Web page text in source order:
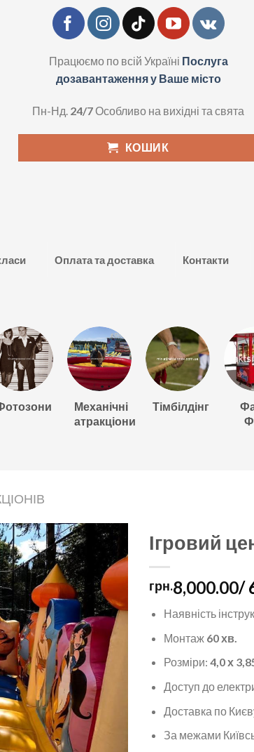
Працюємо по всій Україні Послуга
дозавантаження у Ваше місто
Пн-Нд. 24/7Особливо на вихідні та свята
КОШИК
Оплата та доставка Контакти
Механічні
атракціони
Тімбілдінг
Ігровий
грн.8,000.00/
Наявність
Монтаж 60 хв.
Розміри: 4,0 х
Доступ до
Доставка по
За межами